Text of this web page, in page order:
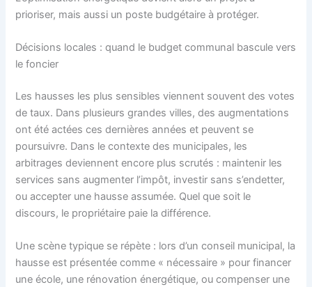
prioriser, mais aussi un poste budgétaire à protéger.
Décisions locales : quand le budget communal bascule vers
le foncier
Les hausses les plus sensibles viennent souvent des votes
de taux. Dans plusieurs grandes villes, des augmentations
ont été actées ces dernières années et peuvent se
poursuivre. Dans le contexte des municipales, les
arbitrages deviennent encore plus scrutés : maintenir les
services sans augmenter l’impôt, investir sans s’endetter,
ou accepter une hausse assumée. Quel que soit le
discours, le propriétaire paie la différence.
Une scène typique se répète : lors d’un conseil municipal, la
hausse est présentée comme « nécessaire » pour financer
une école, une rénovation énergétique, ou compenser une